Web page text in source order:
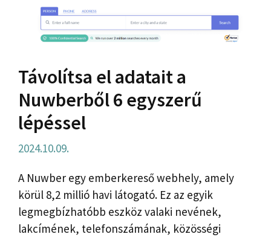
Távolítsa el adatait a
Nuwberből 6 egyszerű
lépéssel
2024.10.09.
A Nuwber egy emberkereső webhely, amely
körül 8,2 millió havi látogató. Ez az egyik
legmegbízhatóbb eszköz valaki nevének,
lakcímének, telefonszámának, közösségi